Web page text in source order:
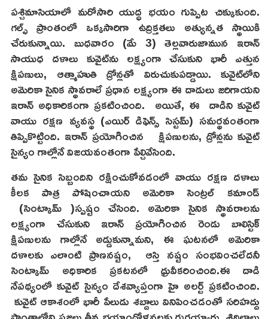
పశ్చిమాసియాలో మరోసారి యుద్ధ భయం గుప్పిట చిక్కుకుంది.
గల్ఫ్ ప్రాంతంలో ఒక్కసారిగా ఉద్రిక్తతలు అత్యున్నత స్థాయికి
చేరుకున్నాయి. బుధవారం (మే 3) తెల్లవారుజామున ఇరాన్
సాయుధ దళాలు కువైట్‌ను లక్ష్యంగా చేసుకుని భారీ ఎత్తున
క్షిపణులు, ఆత్మాహుతి డ్రోన్లతో విరుచుకుపడ్డాయి. కువైట్‌లోని
అమెరికా సైనిక స్థావరాలే ప్రధాన లక్ష్యంగా ఈ దాడులు జరిగాయని
ఇరాన్ అధికారికంగా ప్రకటించింది. అయితే, ఈ దాడిని కువైట్
వాయు రక్షణ వ్యవస్థ (ఎయిర్ డిఫెన్స్ సిస్టమ్) సమర్థవంతంగా
తిప్పికొట్టింది. ఇరాన్ ప్రయోగించిన క్షిపణులను, డ్రోన్లను కువైట్
సైన్యం గాల్లోనే విజయవంతంగా పేల్చివేసింది.
తమ సైనిక సిబ్బందిని రక్షించుకోవడంలో వాయు రక్షణ దళాలు
కీలక పాత్ర పోషించాయని అమెరికా సెంట్రల్ కమాండ్
(సెంట్కామ్ )స్పష్టం చేసింది. అమెరికా సైనిక స్థావరాలను
లక్ష్యంగా చేసుకుని ఇరాన్ ప్రయోగించిన రెండు బాలిస్టిక్
క్షిపణులను గాల్లోనే అడ్డుకున్నామని, ఈ ఘటనలో అమెరికా
దళాలకు ఎలాంటి ప్రాణనష్టం, ఆస్తి నష్టం సంభవించలేదనీ
సెంట్కామ్ అధికారిక ప్రకటనలో ధ్రువీకరించింది.ఈ దాడి
నేపథ్యంలో కువైట్ సైన్యం దేశవ్యాప్తంగా హై అలర్ట్ ప్రకటించింది.
కువైట్ ఆకాశంలో భారీ పేలుడు శబ్దాలు వినిపించడంతో సరిహద్దు